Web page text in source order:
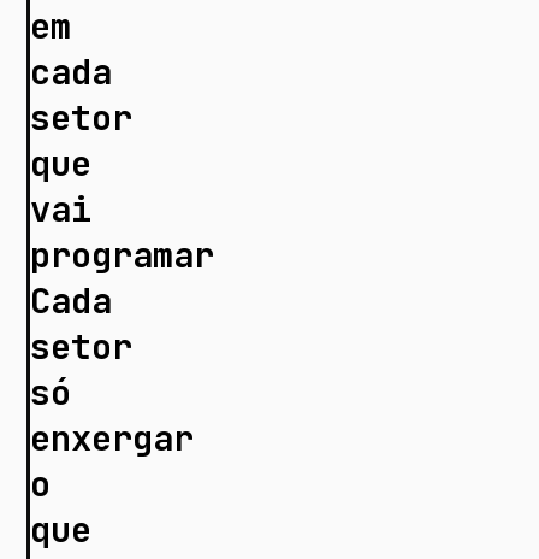
em
cada
setor
que
vai
programar
Cada
setor
só
enxergar
o
que